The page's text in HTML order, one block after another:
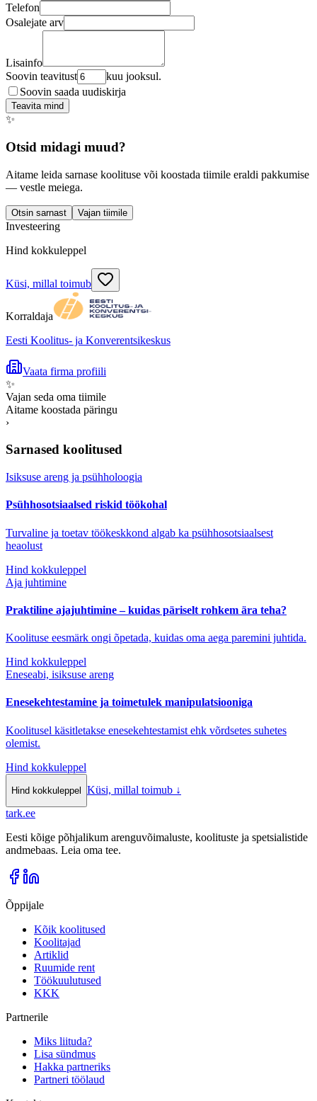
Telefon
Osalejate arv
Lisainfo
Soovin teavitust
kuu jooksul.
Soovin saada uudiskirja
Teavita mind
✨
Otsid midagi muud?
Aitame leida sarnase koolituse või koostada tiimile eraldi pakkumise
— vestle meiega.
Otsin sarnast Vajan tiimile
Investeering
Hind kokkuleppel
Küsi, millal toimub
Korraldaja
Eesti Koolitus- ja Konverentsikeskus
Vaata firma profiili
✨
Vajan seda oma tiimile
Aitame koostada päringu
›
Sarnased koolitused
Isiksuse areng ja psühholoogia
Psühhosotsiaalsed riskid töökohal
Turvaline ja toetav töökeskkond algab ka psühhosotsiaalsest
heaolust
Hind kokkuleppel
Aja juhtimine
Praktiline ajajuhtimine – kuidas päriselt rohkem ära teha?
Koolituse eesmärk ongi õpetada, kuidas oma aega paremini juhtida.
Hind kokkuleppel
Eneseabi, isiksuse areng
Enesekehtestamine ja toimetulek manipulatsiooniga
Koolitusel käsitletakse enesekehtestamist ehk võrdsetes suhetes
olemist.
Hind kokkuleppel
Hind kokkuleppel Küsi, millal toimub ↓
tark.ee
Eesti kõige põhjalikum arenguvõimaluste, koolituste ja spetsialistide
andmebaas. Leia oma tee.
Õppijale
Kõik koolitused
Koolitajad
Artiklid
Ruumide rent
Töökuulutused
KKK
Partnerile
Miks liituda?
Lisa sündmus
Hakka partneriks
Partneri töölaud